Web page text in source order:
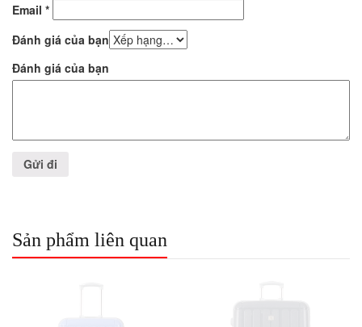
Email *
Đánh giá của bạn
Đánh giá của bạn
Sản phẩm liên quan